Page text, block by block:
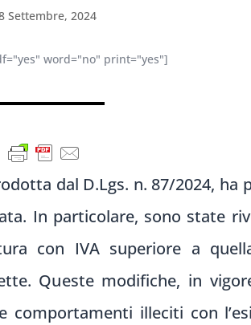
Settembre, 2024
word="no" print="yes"]
dal D.Lgs. n. 87/2024, ha
In particolare, sono state
con IVA superiore a
Queste modifiche, in
illeciti con